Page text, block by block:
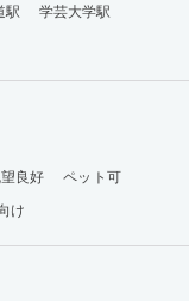
駅
学芸大学駅
良好
ペット可
け